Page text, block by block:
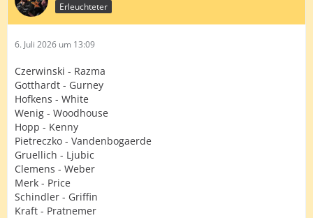
Erleuchteter
6. Juli 2026 um 13:09
Czerwinski - Razma
Gotthardt - Gurney
Hofkens - White
Wenig - Woodhouse
Hopp - Kenny
Pietreczko - Vandenbogaerde
Gruellich - Ljubic
Clemens - Weber
Merk - Price
Schindler - Griffin
Kraft - Pratnemer